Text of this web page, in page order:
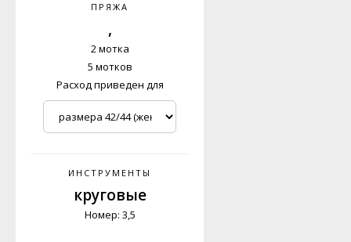
ПРЯЖА
,
2 мотка
5 мотков
Расход приведен для
ИНСТРУМЕНТЫ
круговые
Номер: 3,5